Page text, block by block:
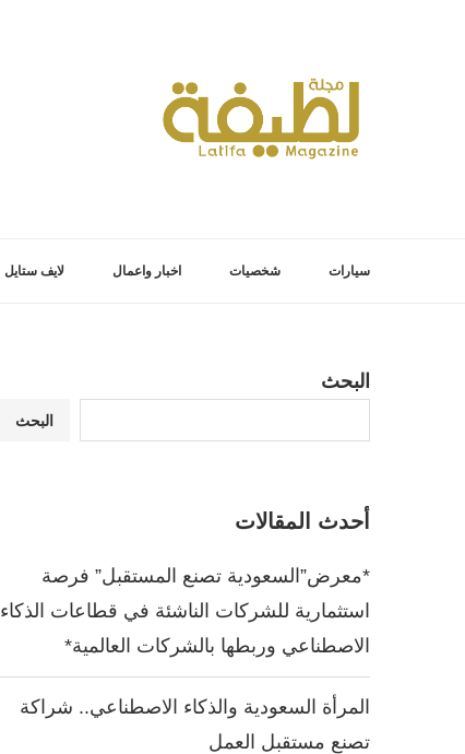
سيارات شخصيات اخبار واعمال لايف ستايل
البحث
البحث
أحدث المقالات
*معرض”السعودية تصنع المستقبل” فرصة
استثمارية للشركات الناشئة في قطاعات الذكاء
الاصطناعي وربطها بالشركات العالمية*
المرأة السعودية والذكاء الاصطناعي.. شراكة
تصنع مستقبل العمل